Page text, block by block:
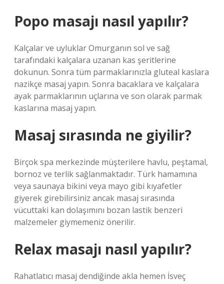
Popo masajı nasıl yapılır?
Kalçalar ve uyluklar Omurganın sol ve sağ
tarafındaki kalçalara uzanan kas şeritlerine
dokunun. Sonra tüm parmaklarınızla gluteal kaslara
nazikçe masaj yapın. Sonra bacaklara ve kalçalara
ayak parmaklarının uçlarına ve son olarak parmak
kaslarına masaj yapın.
Masaj sırasında ne giyilir?
Birçok spa merkezinde müşterilere havlu, peştamal,
bornoz ve terlik sağlanmaktadır. Türk hamamına
veya saunaya bikini veya mayo gibi kıyafetler
giyerek girebilirsiniz ancak masaj sırasında
vücuttaki kan dolaşımını bozan lastik benzeri
malzemeler giymemeniz önerilir.
Relax masajı nasıl yapılır?
Rahatlatıcı masaj dendiğinde akla hemen İsveç